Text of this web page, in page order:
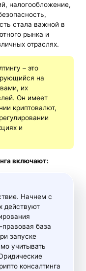
налогообложение,
стала важной в
рынка и
отраслях.
– это
на
их
Он имеет
криптовалют,
и
включают:
Начнем с
действуют
база
запуске
учитывать
консалтинга